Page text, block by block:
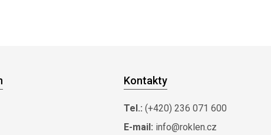
Kontakty
Tel.: (+420) 236 071 600
E-mail: info@roklen.cz